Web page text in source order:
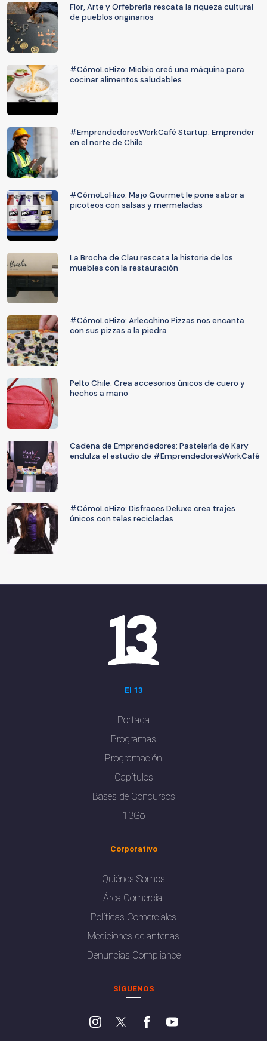
Flor, Arte y Orfebrería rescata la riqueza cultural
de pueblos originarios
#CómoLoHizo: Miobio creó una máquina para
cocinar alimentos saludables
#EmprendedoresWorkCafé Startup: Emprender
en el norte de Chile
#CómoLoHizo: Majo Gourmet le pone sabor a
picoteos con salsas y mermeladas
La Brocha de Clau rescata la historia de los
muebles con la restauración
#CómoLoHizo: Arlecchino Pizzas nos encanta
con sus pizzas a la piedra
Pelto Chile: Crea accesorios únicos de cuero y
hechos a mano
Cadena de Emprendedores: Pastelería de Kary
endulza el estudio de #EmprendedoresWorkCafé
#CómoLoHizo: Disfraces Deluxe crea trajes
únicos con telas recicladas
El 13
Portada
Programas
Programación
Capítulos
Bases de Concursos
13Go
Corporativo
Quiénes Somos
Área Comercial
Políticas Comerciales
Mediciones de antenas
Denuncias Compliance
SÍGUENOS